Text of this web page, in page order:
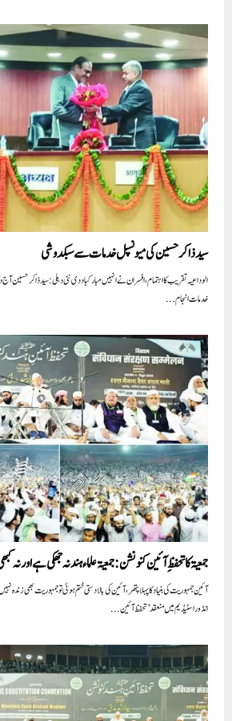
سید ذاکر حسین کی میونسپل خدمات سے سبکدوشی
خدمات انجام...
جمعیۃ کا تحفظِ آئین کنونشن:جمعیۃعلماء ہند نہ جھکی ہے اورنہ
آئین جمہوریت کی بنیادکا پہلاپتھر، آئین کی بالادستی ختم ہوئی توجمہوریت بھی زندہ
انڈوراسٹیڈیم میں منعقد ’تحفظ آئین...